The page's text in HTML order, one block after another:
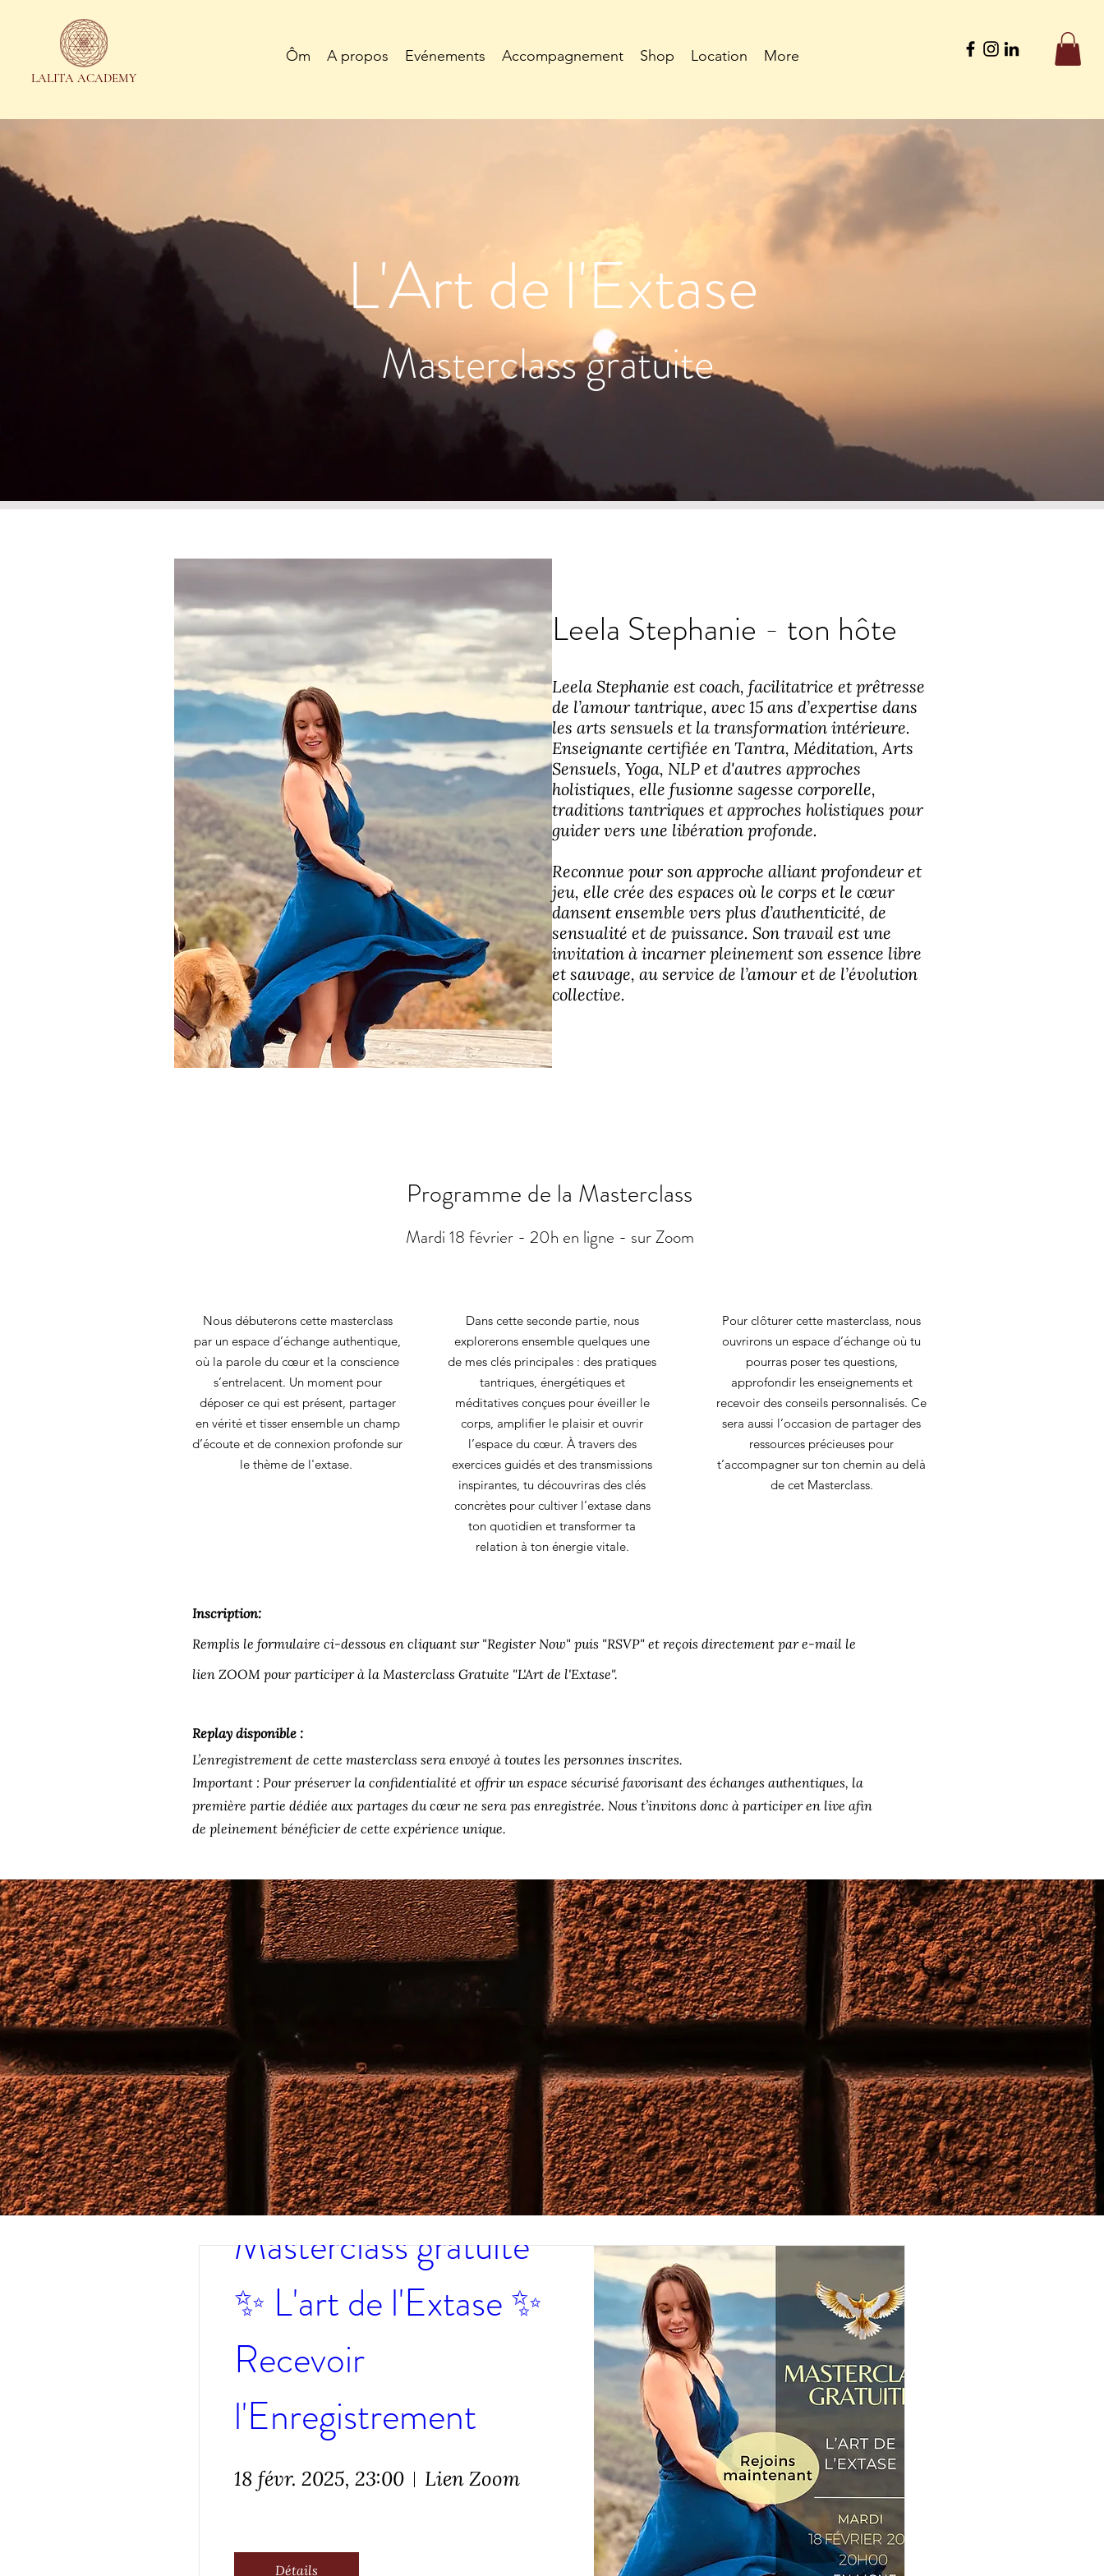
LALITA ACADEMY
Ôm A propos Evénements Accompagnement Shop Location More
L'Art de l'Extase
Masterclass gratuite
Leela Stephanie - ton hôte
Leela Stephanie est coach, facilitatrice et prêtresse
de l’amour tantrique, avec 15 ans d’expertise dans
les arts sensuels et la transformation intérieure.
Enseignante certifiée en Tantra, Méditation, Arts
Sensuels, Yoga, NLP et d'autres approches
holistiques, elle fusionne sagesse corporelle,
traditions tantriques et approches holistiques pour
guider vers une libération profonde.
Reconnue pour son approche alliant profondeur et
jeu, elle crée des espaces où le corps et le cœur
dansent ensemble vers plus d’authenticité, de
sensualité et de puissance. Son travail est une
invitation à incarner pleinement son essence libre
et sauvage, au service de l’amour et de l’évolution
collective.
Programme de la Masterclass
Mardi 18 février - 20h en ligne - sur Zoom
Nous débuterons cette masterclass
par un espace d’échange authentique,
où la parole du cœur et la conscience
s’entrelacent. Un moment pour
déposer ce qui est présent, partager
en vérité et tisser ensemble un champ
d’écoute et de connexion profonde sur
le thème de l'extase.
Dans cette seconde partie, nous
explorerons ensemble quelques une
de mes clés principales : des pratiques
tantriques, énergétiques et
méditatives conçues pour éveiller le
corps, amplifier le plaisir et ouvrir
l’espace du cœur. À travers des
exercices guidés et des transmissions
inspirantes, tu découvriras des clés
concrètes pour cultiver l’extase dans
ton quotidien et transformer ta
relation à ton énergie vitale.
Pour clôturer cette masterclass, nous
ouvrirons un espace d’échange où tu
pourras poser tes questions,
approfondir les enseignements et
recevoir des conseils personnalisés. Ce
sera aussi l’occasion de partager des
ressources précieuses pour
t’accompagner sur ton chemin au delà
de cet Masterclass.
Inscription:
Remplis le formulaire ci-dessous en cliquant sur "Register Now" puis "RSVP" et reçois directement par e-mail le
lien ZOOM pour participer à la Masterclass Gratuite "L'Art de l'Extase".
Replay disponible :
L’enregistrement de cette masterclass sera envoyé à toutes les personnes inscrites.
Important : Pour préserver la confidentialité et offrir un espace sécurisé favorisant des échanges authentiques, la
première partie dédiée aux partages du cœur ne sera pas enregistrée. Nous t’invitons donc à participer en live afin
de pleinement bénéficier de cette expérience unique.
Masterclass gratuite
✨ L'art de l'Extase ✨
Recevoir
l'Enregistrement
18 févr. 2025, 23:00 Lien Zoom
Détails